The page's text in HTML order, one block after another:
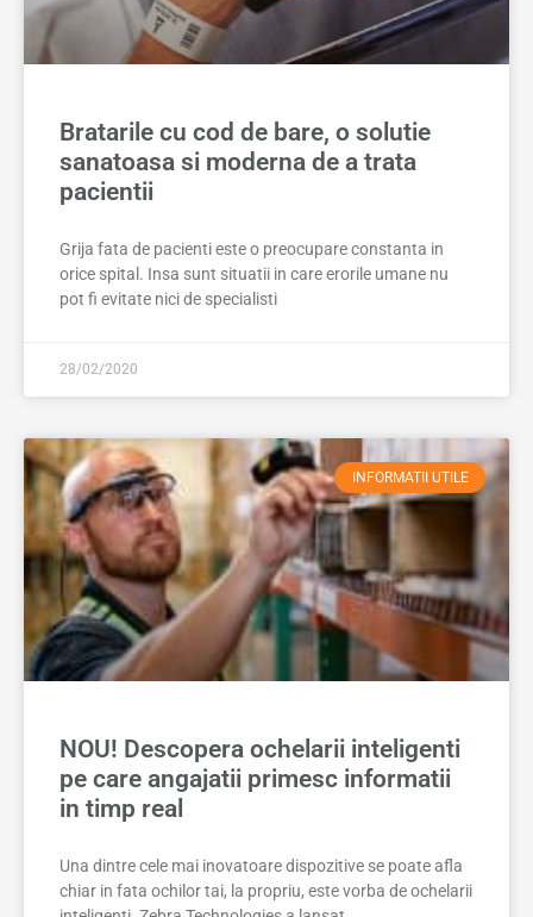
Bratarile cu cod de bare, o solutie
sanatoasa si moderna de a trata
pacientii
Grija fata de pacienti este o preocupare constanta in
orice spital. Insa sunt situatii in care erorile umane nu
pot fi evitate nici de specialisti
28/02/2020
INFORMATII UTILE
NOU! Descopera ochelarii inteligenti
pe care angajatii primesc informatii
in timp real
Una dintre cele mai inovatoare dispozitive se poate afla
chiar in fata ochilor tai, la propriu, este vorba de ochelarii